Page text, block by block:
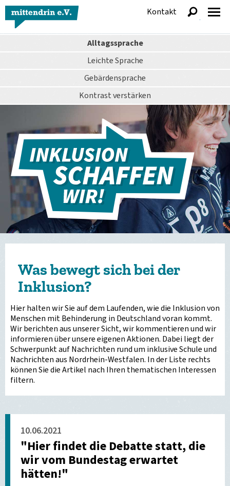
Alltagssprache
Leichte Sprache
Gebärdensprache
Kontrastverstärken
Kontakt
anzeigen
Was bewegt sich bei der
Inklusion?
Hier halten wir Sie auf dem Laufenden, wie die Inklusion von
Menschen mit Behinderung in Deutschland voran kommt.
Wir berichten aus unserer Sicht, wir kommentieren und wir
informieren über unsere eigenen Aktionen. Dabei liegt der
Schwerpunkt auf Nachrichten rund um inklusive Schule und
Nachrichten aus Nordrhein-Westfalen. In der Liste rechts
können Sie die Artikel nach Ihren thematischen Interessen
filtern.
10.06.2021
"Hier findet die Debatte statt, die
wir vom Bundestag erwartet
hätten!"